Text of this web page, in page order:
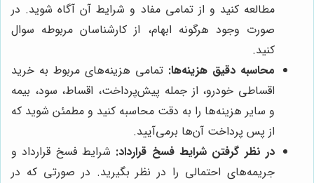
مطالعه کنید و از تمامی مفاد و شرایط آن آگاه شوید. در
صورت وجود هرگونه ابهام، از کارشناسان مربوطه سوال
کنید.
محاسبه دقیق هزینه‌ها: تمامی هزینه‌های مربوط به خرید
اقساطی خودرو، از جمله پیش‌پرداخت، اقساط، سود، بیمه
و سایر هزینه‌ها را به دقت محاسبه کنید و مطمئن شوید که
از پس پرداخت آن‌ها برمی‌آیید.
در نظر گرفتن شرایط فسخ قرارداد: شرایط فسخ قرارداد و
جریمه‌های احتمالی را در نظر بگیرید. در صورتی که در